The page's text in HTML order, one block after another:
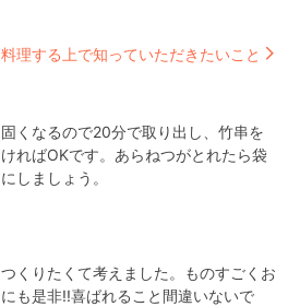
理する上で知っていただきたいこと
くなるので20分で取り出し、竹串を
ればOKです。あらねつがとれたら袋
しましょう。
くりたくて考えました。ものすごくお
も是非!!喜ばれること間違いないで